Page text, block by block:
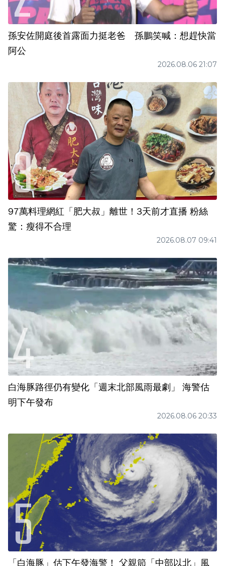
孫安佐開庭後首露面力挺老爸 孫鵬笑喊：想趕快當
阿公
2026.08.06 21:07
97萬料理網紅「肥大叔」離世！3天前才直播 粉絲
驚：瘦得不合理
2026.08.07 09:41
白海豚路徑仍有變化「週末北部風雨最劇」 海警估
明下午發布
2026.08.06 20:33
「白海豚」估下午發海警！ 父親節「中部以北」風